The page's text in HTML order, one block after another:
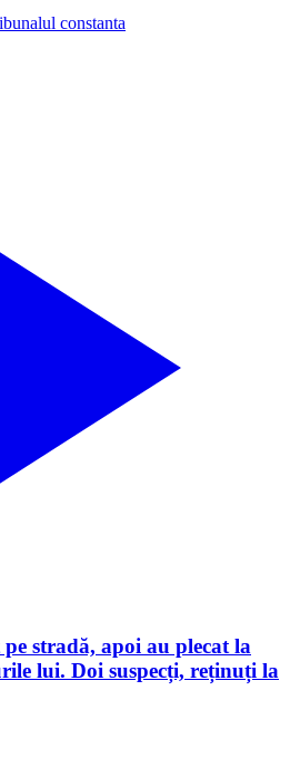
constanta
stradă, apoi au plecat la
lui. Doi suspecți, reținuți la